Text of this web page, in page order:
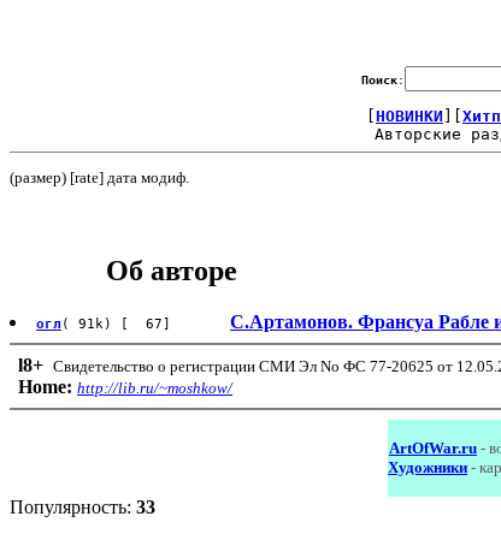
Поиск:
НОВИНКИ
Авторские
(размер) [rate] дата модиф.
Об авторе
огл ( 91k) [ 67] С.Артамонов. Франсуа Рабле
l8+ Свидетельство о регистрации СМИ Эл No ФС 77-20625 от
Home: http://lib.ru/~moshkow/
ArtOfWar.ru -
Художники -
Популярность: 33